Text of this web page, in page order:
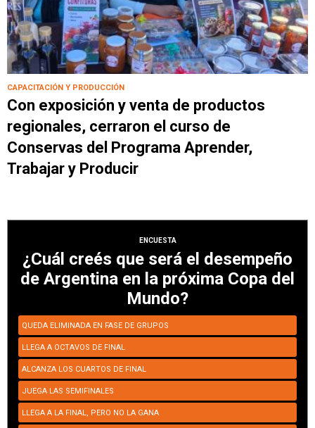
CAPACITACIÓN Y PRODUCCIÓN
Con exposición y venta de productos
regionales, cerraron el curso de
Conservas del Programa Aprender,
Trabajar y Producir
ENCUESTA
¿Cuál creés que será el desempeño
de Argentina en la próxima Copa del
Mundo?
QUEDA ELIMINADA EN FASE DE GRUPOS
LLEGA A OCTAVOS DE FINAL
ALCANZA LOS CUARTOS DE FINAL
JUEGA LAS SEMIFINALES
LLEGA A LA FINAL, PERO NO LA GANA